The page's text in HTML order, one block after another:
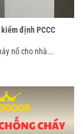
định PCCC
nổ cho nhà...